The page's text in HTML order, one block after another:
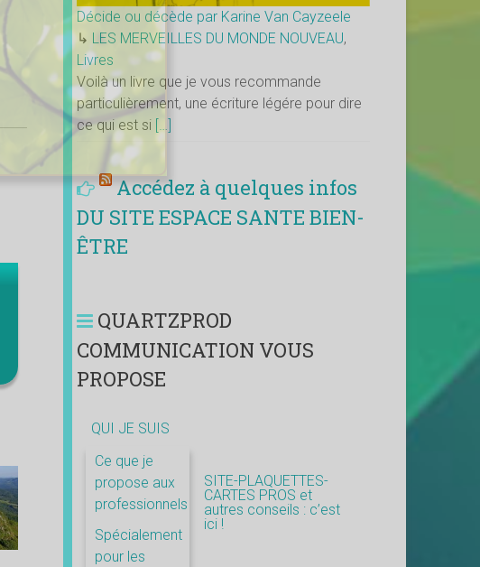
Décide ou décède par Karine Van Cayzeele
↳ LES MERVEILLES DU MONDE NOUVEAU,
Livres
Voilà un livre que je vous recommande
particulièrement, une écriture légére pour dire
ce qui est si […]
Accédez à quelques infos
DU SITE ESPACE SANTE BIEN-
ÊTRE
QUARTZPROD
COMMUNICATION VOUS
PROPOSE
QUI JE SUIS
Ce que je
propose aux
professionnels
Spécialement
pour les
SITE-PLAQUETTES-
CARTES PROS et
autres conseils : c’est
ici !